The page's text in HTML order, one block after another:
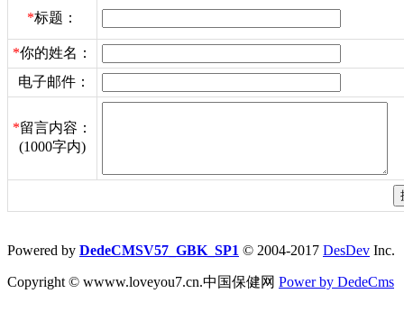
*标题：
*你的姓名：
电子邮件：
*留言内容：
(1000字内)
Powered by DedeCMSV57_GBK_SP1 © 2004-2017 DesDev Inc.
Copyright © wwww.loveyou7.cn.中国保健网 Power by DedeCms